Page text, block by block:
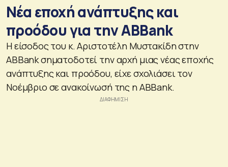
Νέα εποχή ανάπτυξης και
προόδου για την ABBank
Η είσοδος του κ. Αριστοτέλη Μυστακίδη στην
ABBank σηματοδοτεί την αρχή μιας νέας εποχής
ανάπτυξης και προόδου, είχε σχολιάσει τον
Νοέμβριο σε ανακοίνωσή της η ABBank.